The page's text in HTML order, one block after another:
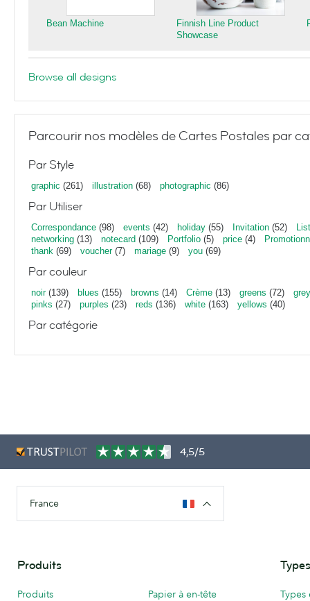
Bean Machine
Finnish Line Product
Showcase
Browse all designs
Parcourir nos modèles de Cartes Postales par
Par Style
graphic (261) illustration (68) photographic (86)
Par Utiliser
Correspondance (98) events (42) holiday (55) Invitation (52)
networking (13) notecard (109) Portfolio (5) price (4)
thank (69) voucher(7) mariage (9) you (69)
Par couleur
noir(139) blues (155) browns (14) Crème (13) greens (72)
pinks (27) purples (23) reds (136) white (163) yellows (40)
Par catégorie
4,5/5
France
Produits
Produits
Papier à en-tête